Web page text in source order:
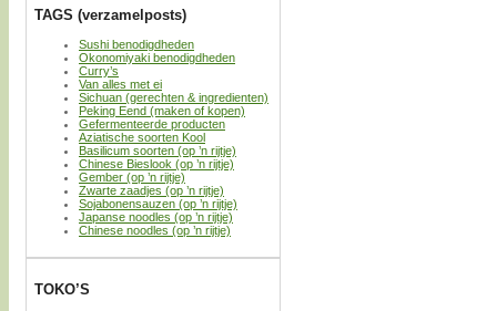
TAGS (verzamelposts)
Sushi benodigdheden
Okonomiyaki benodigdheden
Curry’s
Van alles met ei
Sichuan (gerechten & ingredienten)
Peking Eend (maken of kopen)
Gefermenteerde producten
Aziatische soorten Kool
Basilicum soorten (op ’n rijtje)
Chinese Bieslook (op ’n rijtje)
Gember (op ’n rijtje)
Zwarte zaadjes (op ’n rijtje)
Sojabonensauzen (op ’n rijtje)
Japanse noodles (op ’n rijtje)
Chinese noodles (op ’n rijtje)
TOKO’S